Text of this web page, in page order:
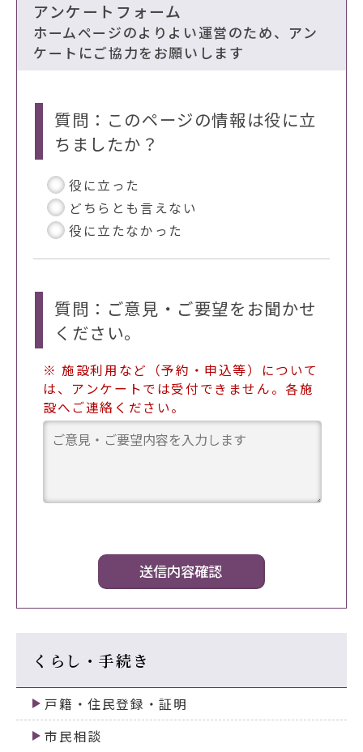
アンケートフォーム
ホームページのよりよい運営のため、アン
ケートにご協力をお願いします
質問：このページの情報は役に立
ちましたか？
役に立った
どちらとも言えない
役に立たなかった
質問：ご意見・ご要望をお聞かせ
ください。
※ 施設利用など（予約・申込等）について
は、アンケートでは受付できません。各施
設へご連絡ください。
くらし・手続き
戸籍・住民登録・証明
市民相談